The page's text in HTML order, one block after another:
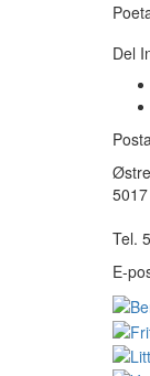
Del
Tel.
E-